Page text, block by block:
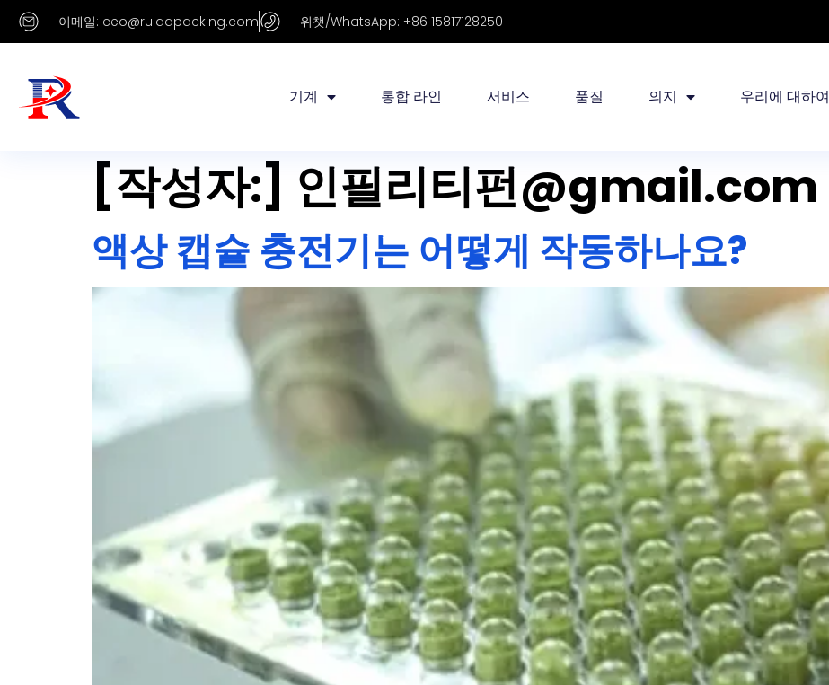
이메일: ceo@ruidapacking.com 위챗/WhatsApp: +86 15817128250
기계 통합 라인 서비스 품질 의지 우리에 대하여
[작성자:] 인필리티펀@gmail.com
액상 캡슐 충전기는 어떻게 작동하나요?